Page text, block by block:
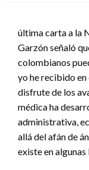
última carta a la
Garzón señaló
colombianos
yo he recibido en
disfrute de los
médica ha
administrativa,
allá del afán de
existe en algunas